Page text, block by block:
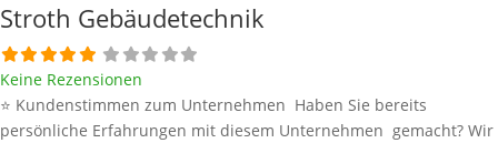
Stroth Gebäudetechnik
Keine Rezensionen
⭐ Kundenstimmen zum Unternehmen Haben Sie bereits
persönliche Erfahrungen mit diesem Unternehmen gemacht? Wir